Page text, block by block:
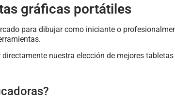
gráficas portátiles
para dibujar como iniciante o
nuestra elección de mejores